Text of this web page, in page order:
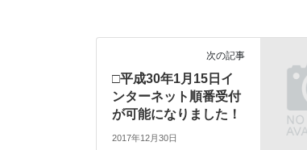
次の記事
□平成30年1月15日イ
ンターネット順番受付
が可能になりました！
2017年12月30日